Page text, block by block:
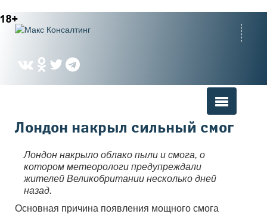
Вы здесь
Лондон накрыл сильный смог
Лондон накрыло облако пыли и смога, о
котором метеорологи предупреждали
жителей Великобритании несколько дней
назад.
Основная причина появления мощного смога